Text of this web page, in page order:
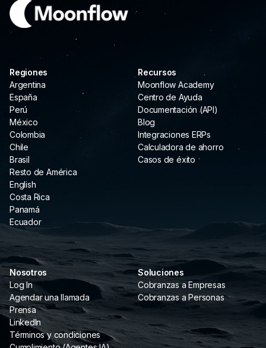
Soluciones
Cobranzas a Empresas
Cobranzas a Personas
Regiones
Argentina
España
Perú
México
Colombia
Chile
Brasil
Resto de América
English
Costa Rica
Panamá
Ecuador
Recursos
Moonflow Academy
Centro de Ayuda
Documentación (API)
Blog
Integraciones ERPs
Calculadora de ahorro
Casos de éxito
Nosotros
Log In
Agendar una llamada
Prensa
LinkedIn
Términos y condiciones